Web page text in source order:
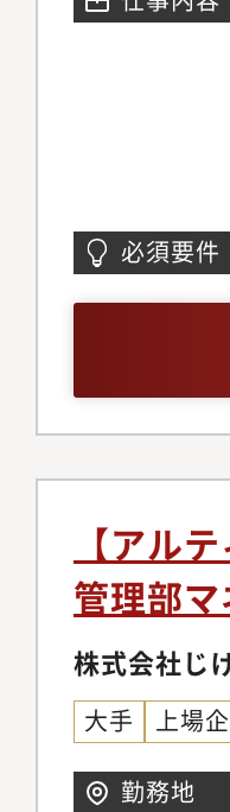
必須要件
【アル
管理部
株式会社じ
大手 上場
勤務地